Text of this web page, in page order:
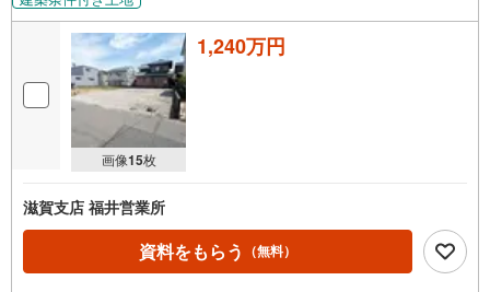
画像15枚
1,240万円
滋賀支店 福井営業所
資料をもらう （無料）